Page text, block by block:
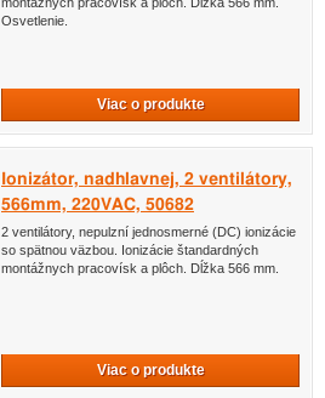
montážnych pracovísk a plôch. Dĺžka 566 mm.
Osvetlenie.
Viac o produkte
Ionizátor, nadhlavnej, 2 ventilátory,
566mm, 220VAC, 50682
2 ventilátory, nepulzní jednosmerné (DC) ionizácie
so spätnou väzbou. Ionizácie štandardných
montážnych pracovísk a plôch. Dĺžka 566 mm.
Viac o produkte